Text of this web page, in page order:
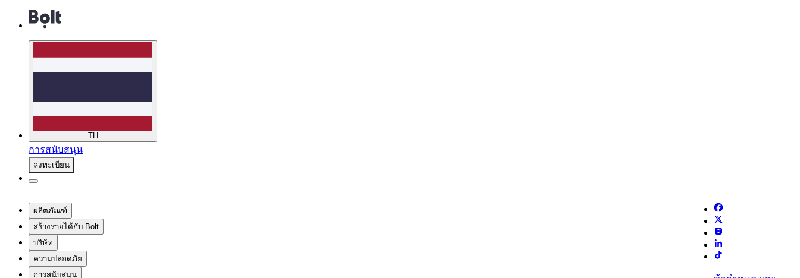
TH
การสนับสนุน
ลงทะเบียน
ผลิตภัณฑ์
สร้างรายได้กับ Bolt
บริษัท
ความปลอดภัย
การสนับสนุน